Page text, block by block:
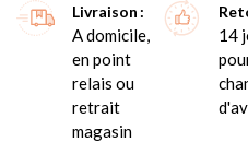
Livraison
A domicile,
en point
relais ou
retrait
magasin
14